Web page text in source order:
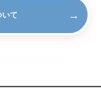
て →